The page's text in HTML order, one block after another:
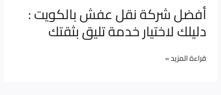
أفضل شركة نقل عفش بالكويت :
دليلك لاختيار خدمة تليق بثقتك
تليق
بثقتك
قراءة المزيد »